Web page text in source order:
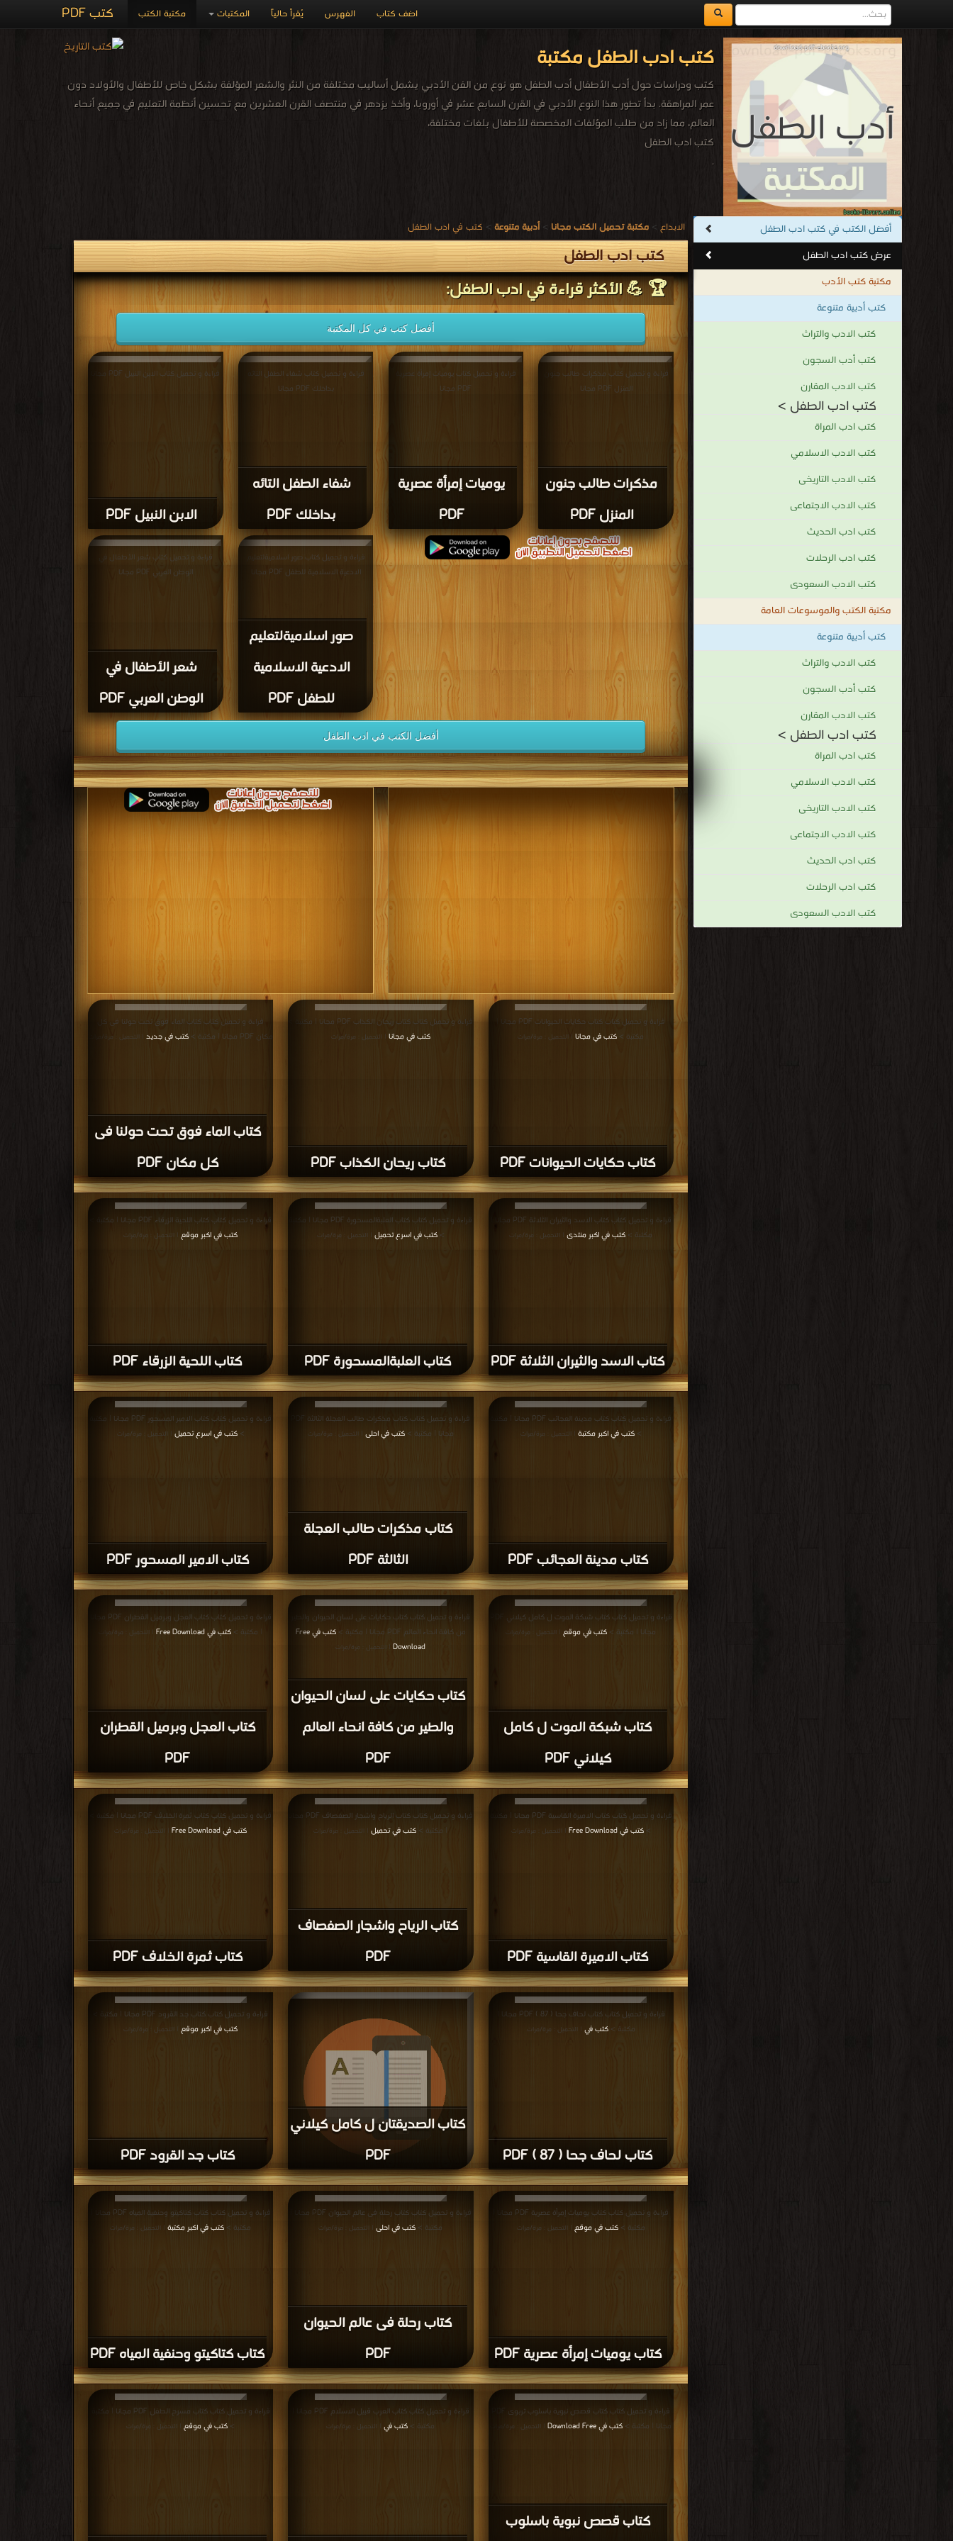
كتب PDF مكتبة الكتب المكتبات يُقرأ حالياً الفهرس اضف كتاب
كتب ادب الطفل مكتبة
كتب ودراسات حول أدب الأطفال أدب الطفل هو نوع من الفن الأدبي يشمل أساليب مختلفة من النثر والشعر المؤلفة بشكل خاص للأطفال والأولاد دون
عمر المراهقة. بدأ تطور هذا النوع الأدبي في القرن السابع عشر في أوروبا، وأخذ يزدهر في منتصف القرن العشرين مع تحسين أنظمة التعليم في جميع أنحاء
العالم، مما زاد من طلب المؤلفات المخصصة للأطفال بلغات مختلفة،
كتب ادب الطفل
.
أفضل الكتب في كتب ادب الطفل
عرض كتب ادب الطفل
مكتبة كتب الأدب
كتب أدبية متنوعة
كتب الادب والتراث
كتب أدب السجون
كتب الادب المقارن
كتب ادب الطفل >
كتب ادب المراة
كتب الادب الاسلامي
كتب الادب التاريخى
كتب الادب الاجتماعى
كتب ادب الحديث
كتب ادب الرحلات
كتب الادب السعودى
مكتبة الكتب والموسوعات العامة
كتب أدبية متنوعة
كتب الادب والتراث
كتب أدب السجون
كتب الادب المقارن
كتب ادب الطفل >
كتب ادب المراة
كتب الادب الاسلامي
كتب الادب التاريخى
كتب الادب الاجتماعى
كتب ادب الحديث
كتب ادب الرحلات
كتب الادب السعودى
الابداع > مكتبة تحميل الكتب مجانا >أدبية متنوعة > كتب في ادب الطفل
كتب ادب الطفل
🏆 💪 الأكثر قراءة في ادب الطفل:
أفضل كتب في كل المكتبة
الابن النبيل PDF
قراءة و تحميل كتاب الابن النبيل PDF مجانا
شفاء الطفل التائه
بداخلك PDF
قراءة و تحميل كتاب شفاء الطفل التائه
بداخلك PDF مجانا
يوميات إمرأة عصرية
PDF
قراءة و تحميل كتاب يوميات إمرأة عصرية
PDF مجانا
مذكرات طالب جنون
المنزل PDF
قراءة و تحميل كتاب مذكرات طالب جنون
المنزل PDF مجانا
شعر الأطفال في
الوطن العربي PDF
قراءة و تحميل كتاب شعر الأطفال في
الوطن العربي PDF مجانا
صور اسلاميةلتعليم
الادعية الاسلامية
للطفل PDF
قراءة و تحميل كتاب صور اسلاميةلتعليم
الادعية الاسلامية للطفل PDF مجانا
أفضل الكتب في ادب الطفل
كتاب الماء فوق تحت حولنا فى
كل مكان PDF
قراءة و تحميل كتاب كتاب الماء فوق تحت حولنا فى كل
مكان PDF مجانا | مكتبة >
كتب في جديد | التحميل : مرة/مرات
كتاب ريحان الكذاب PDF
قراءة و تحميل كتاب كتاب ريحان الكذاب PDF مجانا | مكتبة >
كتب في مجانا | التحميل : مرة/مرات
كتاب حكايات الحيوانات PDF
قراءة و تحميل كتاب كتاب حكايات الحيوانات PDF مجانا |
مكتبة > كتب في مجانا| التحميل : مرة/مرات
كتاب اللحية الزرقاء PDF
قراءة و تحميل كتاب كتاب اللحية الزرقاء PDF مجانا | مكتبة >
كتب في اكبر موقع
| التحميل : مرة/مرات
كتاب العلبةالمسحورة PDF
قراءة و تحميل كتاب كتاب العلبةالمسحورة PDF مجانا | مكتبة
>كتب في اسرع تحميل | التحميل : مرة/مرات
كتاب الاسد والثيران الثلاثة PDF
قراءة و تحميل كتاب كتاب الاسد والثيران الثلاثة PDF مجانا |
مكتبة > كتب في اكبر منتدى | التحميل : مرة/مرات
كتاب الامير المسحور PDF
قراءة و تحميل كتاب كتاب الامير المسحور PDF مجانا | مكتبة
>كتب في اسرع تحميل | التحميل : مرة/مرات
كتاب مذكرات طالب العجلة
الثالثة PDF
مجانا | مكتبة >كتب في احلى | التحميل : مرة/مرات
كتاب مدينة العجائب PDF
قراءة و تحميل كتاب كتاب مدينة العجائب PDF مجانا | مكتبة
>كتب في اكبر مكتبة | التحميل : مرة/مرات
كتاب العجل وبرميل القطران
PDF
قراءة و تحميل كتاب كتاب العجل وبرميل القطران PDF مجانا
| مكتبة > كتب في Free Download | التحميل : مرة/مرات
كتاب حكايات على لسان الحيوان
والطير من كافة انحاء العالم
PDF
قراءة و تحميل كتاب كتاب حكايات على لسان الحيوان والطير
من كافة انحاء العالم PDF مجانا | مكتبة >
كتب في Free
Download| التحميل : مرة/مرات
كتاب شبكة الموت ل كامل
كيلاني PDF
مجانا | مكتبة > كتب في موقع | التحميل : مرة/مرات
كتاب ثمرة الخلاف PDF
قراءة و تحميل كتاب كتاب ثمرة الخلاف PDF مجانا | مكتبة >
كتب في Free Download
| التحميل : مرة/مرات
كتاب الرياح واشجار الصفصاف
PDF
| مكتبة > كتب في تحميل | التحميل : مرة/مرات
كتاب الاميرة القاسية PDF
قراءة و تحميل كتاب كتاب الاميرة القاسية PDF مجانا | مكتبة
>كتب في Free Download | التحميل : مرة/مرات
كتاب جد القرود PDF
قراءة و تحميل كتاب كتاب جد القرود PDF مجانا | مكتبة >
كتب في اكبر موقع
| التحميل : مرة/مرات
كتاب الصديقتان ل كامل كيلاني
PDF
قراءة و تحميل كتاب كتاب الصديقتان ل كامل كيلاني PDF
مجانا | مكتبة >كتب في جديد| التحميل : مرة/مرات
كتاب لحاف جحا ( 87 ) PDF
قراءة و تحميل كتاب كتاب لحاف جحا ( 87 ) PDF مجانا |
مكتبة >كتب في | التحميل : مرة/مرات
كتاب كتاكيتو وحنفية المياه PDF
قراءة و تحميل كتاب كتاب كتاكيتو وحنفية المياه PDF مجانا |
مكتبة > كتب في اكبر مكتبة | التحميل : مرة/مرات
كتاب رحلة فى عالم الحيوان
PDF
قراءة و تحميل كتاب كتاب رحلة فى عالم الحيوان PDF مجانا |
مكتبة > كتب في احلى | التحميل : مرة/مرات
كتاب يوميات إمرأة عصرية PDF
قراءة و تحميل كتاب كتاب يوميات إمرأة عصرية PDF مجانا |
مكتبة >كتب في موقع | التحميل : مرة/مرات
قراءة و تحميل كتاب كتاب مسرح الطفل PDF مجانا | مكتبة
> كتب في موقع | التحميل : مرة/مرات
قراءة و تحميل كتاب كتاب العرب قبيل الاسلام PDF مجانا |
مكتبة > كتب في | التحميل : مرة/مرات
كتاب قصص نبوية باسلوب
مجانا | مكتبة > كتب في Download Free | التحميل : مرة/مرات